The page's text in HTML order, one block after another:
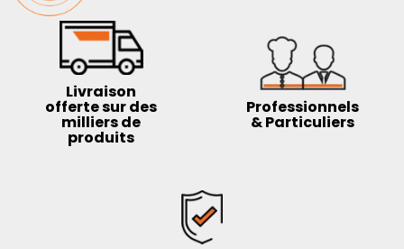
Livraison
offerte sur des
milliers de
produits
Professionnels
& Particuliers